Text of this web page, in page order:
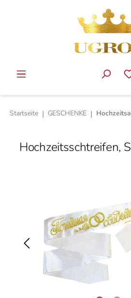
Startseite | GESCHENKE |
Hochzeitsschtreifen,